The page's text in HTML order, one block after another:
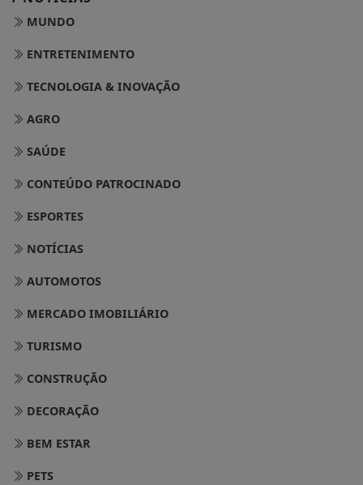
ENTRETENIMENTO
TECNOLOGIA & INOVAÇÃO
AGRO
SAÚDE
CONTEÚDO PATROCINADO
ESPORTES
NOTÍCIAS
AUTOMOTOS
MERCADO IMOBILIÁRIO
TURISMO
CONSTRUÇÃO
DECORAÇÃO
BEM ESTAR
PETS
CURIOSIDADES